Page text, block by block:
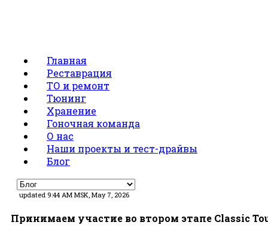
Главная
Реставрация
ТО и ремонт
Тюнинг
Хранение
Гоночная команда
О нас
Наши проекты и тест-драйвы
Блог
updated 9:44 AM MSK, May 7, 2026
Принимаем участие во втором этапе Classic